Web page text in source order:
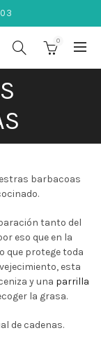
0
barbacoas
tanto del
eso que en la
que protege toda
esta
y una parrilla
la grasa.
de cadenas.